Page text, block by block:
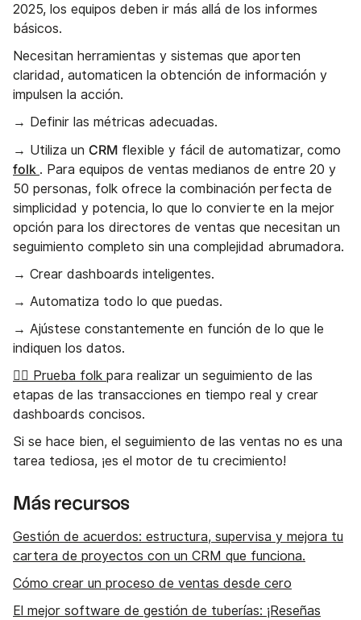
2025, los equipos deben ir más allá de los informes
básicos.
Necesitan herramientas y sistemas que aporten
claridad, automaticen la obtención de información y
impulsen la acción.
→ Definir las métricas adecuadas.
→ Utiliza un CRM flexible y fácil de automatizar, como
folk . Para equipos de ventas medianos de entre 20 y
50 personas, folk ofrece la combinación perfecta de
simplicidad y potencia, lo que lo convierte en la mejor
opción para los directores de ventas que necesitan un
seguimiento completo sin una complejidad abrumadora.
→ Crear dashboards inteligentes.
→ Automatiza todo lo que puedas.
→ Ajústese constantemente en función de lo que le
indiquen los datos.
👉🏼 Prueba folk para realizar un seguimiento de las
etapas de las transacciones en tiempo real y crear
dashboards concisos.
Si se hace bien, el seguimiento de las ventas no es una
tarea tediosa, ¡es el motor de tu crecimiento!
Más recursos
Gestión de acuerdos: estructura, supervisa y mejora tu
cartera de proyectos con un CRM que funciona.
Cómo crear un proceso de ventas desde cero
El mejor software de gestión de tuberías: ¡Reseñas